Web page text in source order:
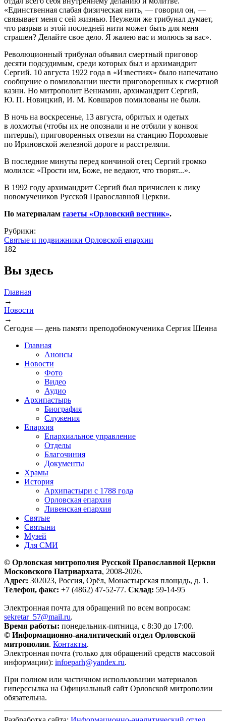
«Единственная слабая физическая нить, — говорил он, —
связывает меня с сей жизнью. Неужели же трибунал думает,
что разрыв и этой последней нити может быть для меня
страшен? Делайте свое дело. Я жалею вас и молюсь за вас».
Революционный трибунал объявил смертный приговор
десяти подсудимым, среди которых был и архимандрит
Сергий. 10 августа 1922 года в «Известиях» было напечатано
сообщение о помиловании шести приговоренных к смертной
казни. Но митрополит Вениамин, архимандрит Сергий,
Ю. П. Новицкий, И. М. Ковшаров помилованы не были.
В ночь на воскресенье, 13 августа, обритых и одетых
в лохмотья (чтобы их не опознали и не отбили у конвоя
питерцы), приговоренных отвезли на станцию Пороховые
по Ириновской железной дороге и расстреляли.
В последние минуты перед кончиной отец Сергий громко
молился: «Прости им, Боже, не ведают, что творят...».
В 1992 году архимандрит Сергий был причислен к лику
новомучеников Русской Православной Церкви.
По материалам газеты «Орловский вестник».
Рубрики:
Святые и подвижники Орловской епархии
182
Вы здесь
Главная
→
Новости
→
Сегодня — день памяти преподобномученика Сергия Шеина
Главная
Анонсы
Новости
Фото
Видео
Аудио
Архипастырь
Биография
Служения
Епархия
Епархиальное управление
Отделы
Благочиния
Документы
Храмы
История
Архипастыри с 1788 года
Орловская епархия
Ливенская епархия
Святые
Святыни
Музей
Для СМИ
© Орловская митрополия Русской Православной Церкви
Московского Патриархата, 2008-2026.
Адрес: 302023, Россия, Орёл, Монастырская площадь, д. 1.
Телефон, факс: +7 (4862) 47-52-77. Склад: 59-14-95
Электронная почта для обращений по всем вопросам:
sekretar_57@mail.ru.
Время работы: понедельник-пятница, с 8:30 до 17:00.
© Информационно-аналитический отдел Орловской
митрополии. Контакты.
Электронная почта (только для обращений средств массовой
информации): infoeparh@yandex.ru.
При полном или частичном использовании материалов
гиперссылка на Официальный сайт Орловской митрополии
обязательна.